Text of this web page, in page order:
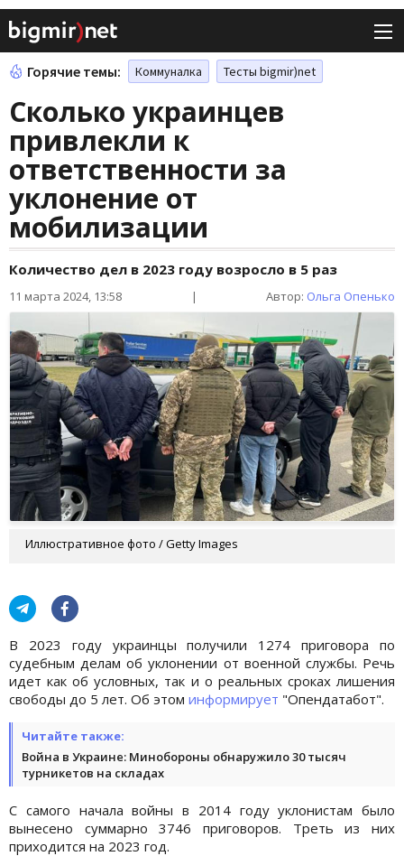
Горячие темы: Коммуналка Тесты bigmir)net
Сколько украинцев
привлекли к
ответственности за
уклонение от
мобилизации
Количество дел в 2023 году возросло в 5 раз
11 марта 2024, 13:58 | Автор: Ольга Опенько
Иллюстративное фото / Getty Images
В 2023 году украинцы получили 1274 приговора по
судебным делам об уклонении от военной службы. Речь
идет как об условных, так и о реальных сроках лишения
свободы до 5 лет. Об этом информирует "Опендатабот".
Читайте также:
Война в Украине: Минобороны обнаружило 30 тысяч
турникетов на складах
С самого начала войны в 2014 году уклонистам было
вынесено суммарно 3746 приговоров. Треть из них
приходится на 2023 год.